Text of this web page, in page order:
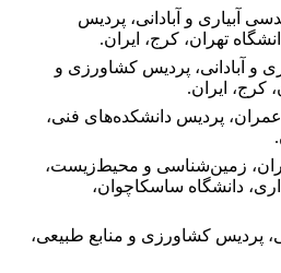
آبیاری و آبادانی، پردیس
تهران، کرج، ایران.
و آبادانی، پردیس کشاورزی و
کرج، ایران.
پردیس دانشکده‌های فنی،
زمین‌شناسی و محیط‌زیست،
دانشگاه ساسکاچوان،
پردیس کشاورزی و منابع طبیعی،